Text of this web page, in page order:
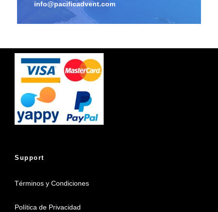
info@pacificadvent.com
Support
Términos y Condiciones
Política de Privacidad